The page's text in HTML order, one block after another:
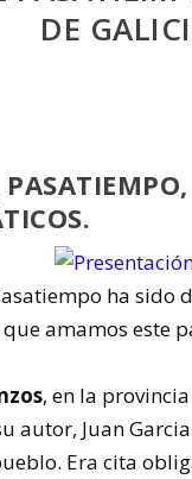
DE
ha
amamos este
, en la
autor, Juan
Era cita